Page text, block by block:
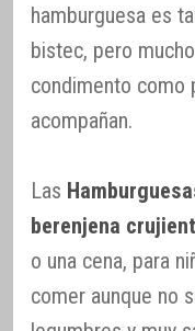
hamburguesa es
bistec, pero
condimento como
acompañan.
Las
berenjena
o una cena, para
comer aunque no